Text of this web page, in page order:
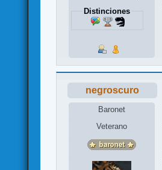
Distinciones
negroscuro
Baronet
Veterano